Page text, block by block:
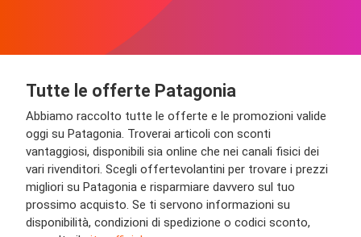
Tutte le offerte Patagonia
Abbiamo raccolto tutte le offerte e le promozioni valide
oggi su Patagonia. Troverai articoli con sconti
vantaggiosi, disponibili sia online che nei canali fisici dei
vari rivenditori. Scegli offertevolantini per trovare i prezzi
migliori su Patagonia e risparmiare davvero sul tuo
prossimo acquisto. Se ti servono informazioni su
disponibilità, condizioni di spedizione o codici sconto,